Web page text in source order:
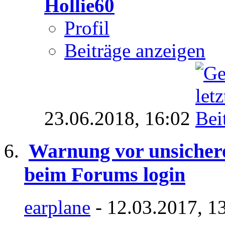
Hollie60
Profil
Beiträge anzeigen
23.06.2018, 16:02
Warnung vor
beim Forums login
earplane - 12.03.2017,